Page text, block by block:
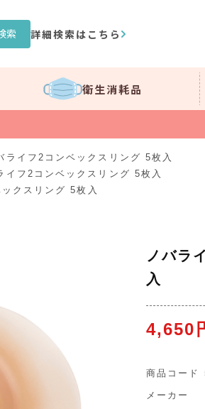
索 詳細検索はこちら
衛生消耗品
ライフ2コンベックスリング 5枚入
イフ2コンベックスリング 5枚入
クスリング 5枚入
ノバラ
入
4,650
商品コード
メーカー